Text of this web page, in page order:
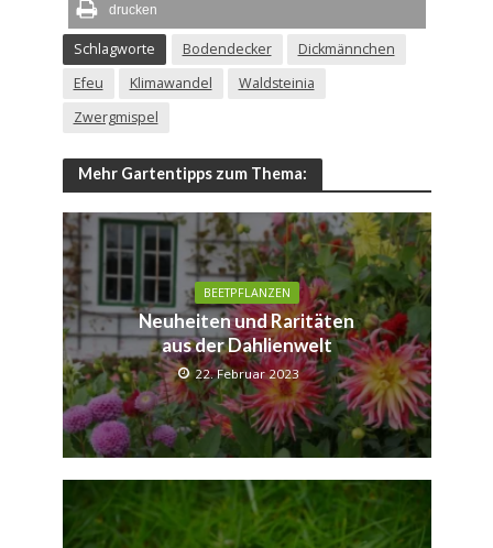
drucken
Schlagworte Bodendecker
Dickmännchen
Efeu
Klimawandel
Waldsteinia
Zwergmispel
Mehr Gartentipps zum Thema:
BEETPFLANZEN
Neuheiten und Raritäten
aus der Dahlienwelt
22. Februar 2023